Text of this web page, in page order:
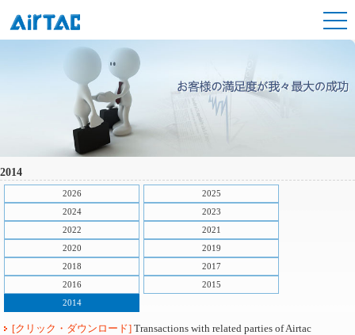
2014
2026
2025
2024
2023
2022
2021
2020
2019
2018
2017
2016
2015
2014
[クリック・ダウンロード] Transactions with related parties of Airtac